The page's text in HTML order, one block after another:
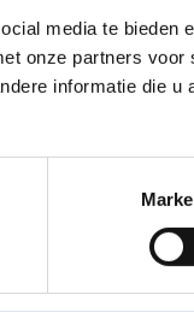
media te bieden
onze partners voor
informatie die u